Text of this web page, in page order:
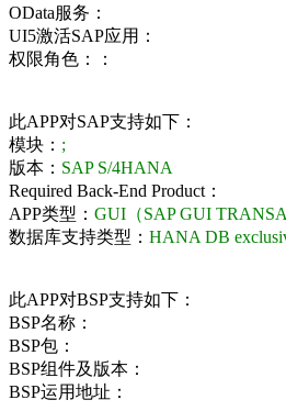
OData服务：
UI5激活SAP应用：
权限角色：：
此APP对SAP支持如下：
模块： ;
版本： SAP S/4HANA
Required Back-End Product：
APP类型： GUI（SAP GUI
数据库支持类型： HANA DB
此APP对BSP支持如下：
BSP名称：
BSP包：
BSP组件及版本：
BSP运用地址：